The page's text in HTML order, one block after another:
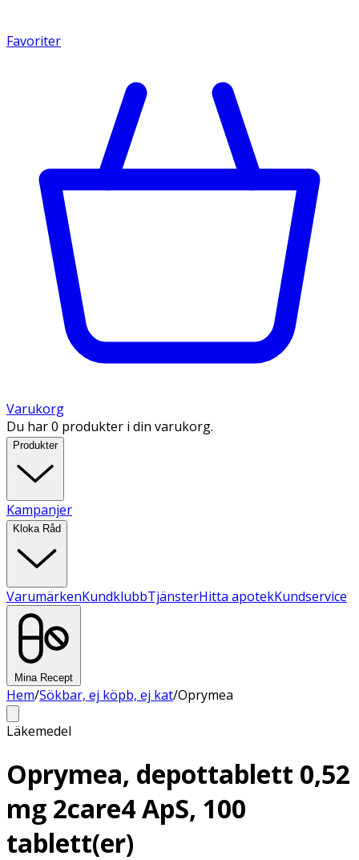
Favoriter
Varukorg
Du har 0 produkter i din varukorg.
Produkter
Kampanjer
Kloka Råd
VarumärkenKundklubbTjänsterHitta apotekKundservice
Mina Recept
Hem/Sökbar, ej köpb, ej kat/Oprymea
Läkemedel
Oprymea, depottablett 0,52
mg 2care4 ApS, 100
tablett(er)